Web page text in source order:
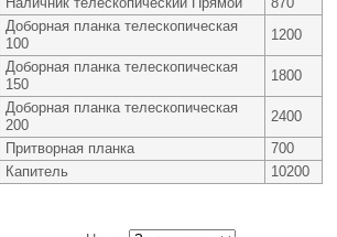
Доборная планка телескопическая
100
1200
Доборная планка телескопическая
150
1800
Доборная планка телескопическая
200
2400
Притворная планка
700
Капитель
10200